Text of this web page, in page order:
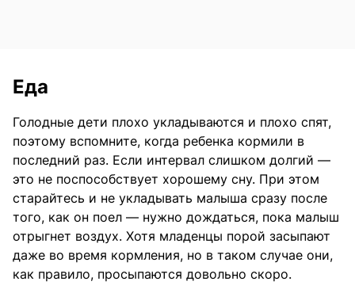
Еда
Голодные дети плохо укладываются и плохо спят,
поэтому вспомните, когда ребенка кормили в
последний раз. Если интервал слишком долгий —
это не поспособствует хорошему сну. При этом
старайтесь и не укладывать малыша сразу после
того, как он поел — нужно дождаться, пока малыш
отрыгнет воздух. Хотя младенцы порой засыпают
даже во время кормления, но в таком случае они,
как правило, просыпаются довольно скоро.